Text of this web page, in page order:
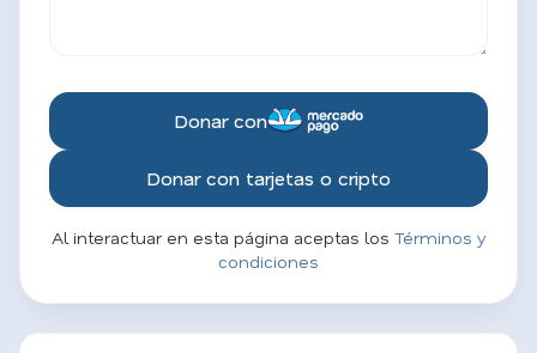
Donar con
Donar con tarjetas o cripto
Al interactuar en esta página aceptas los Términos y
condiciones